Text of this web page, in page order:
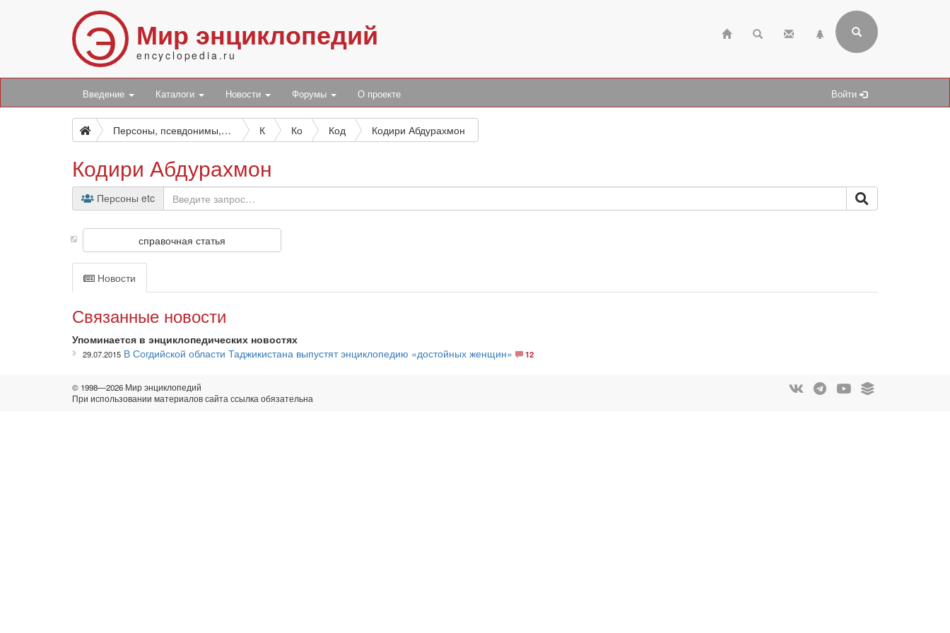
Э Мир энциклопедий
encyclopedia.ru
Введение Каталоги Новости Форумы О проекте Войти
Персоны, псевдонимы, персонажи и боты К Ко Код Кодири Абдурахмон
Кодири Абдурахмон
Персоны etc
справочная статья
Новости
Связанные новости
Упоминается в энциклопедических новостях
29.07.2015 В Согдийской области Таджикистана выпустят энциклопедию «достойных женщин» 12
© 1998—2026 Мир энциклопедий
При использовании материалов сайта ссылка обязательна